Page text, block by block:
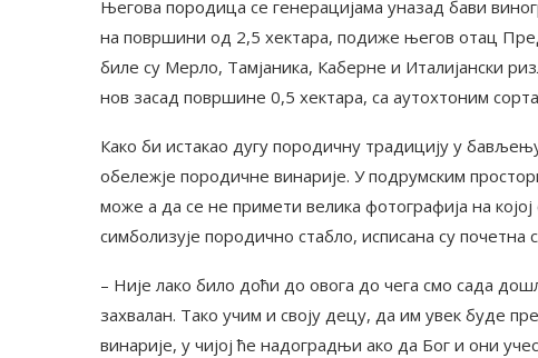
Његова породица се генерацијама уназад бави
на површини од 2,5 хектара, подиже његов отац
биле су Мерло, Тамјаника, Каберне и Италијански
нов засад површине 0,5 хектара, са аутохтоним
Како би истакао дугу породичну традицију у
обележје породичне винарије. У подрумским
може а да се не примети велика фотографија на
симболизује породично стабло, исписана су почетна
– Није лако било доћи до овога до чега смо сада
захвалан. Тако учим и своју децу, да им увек буде
винарије, у чијој ће надоградњи ако да Бог и они